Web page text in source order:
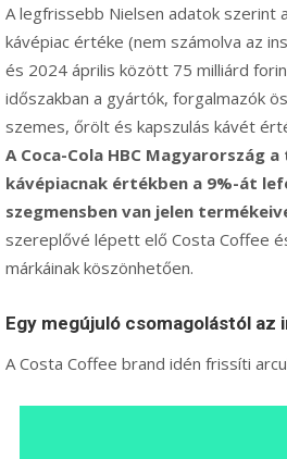
A legfrissebb Nielsen adatok szerint
kávépiac értéke (nem számolva az
és 2024 április között 75 milliárd
időszakban a gyártók, forgalmazók
szemes, őrölt és kapszulás kávét
A Coca-Cola HBC Magyarország
kávépiacnak értékben a 9%-át
szegmensben van jelen
szereplővé lépett elő Costa Coffee
márkáinak köszönhetően.
Egy megújuló csomagolástól az
A Costa Coffee brand idén frissíti